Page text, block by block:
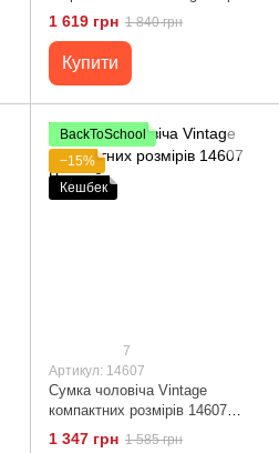
1 619 грн 1 840 грн
Купити
BackToSchool
−15%
Кешбек
7
Артикул: 14607
Сумка чоловіча Vintage
компактних розмірів 14607
Чорний
1 347 грн 1 585 грн